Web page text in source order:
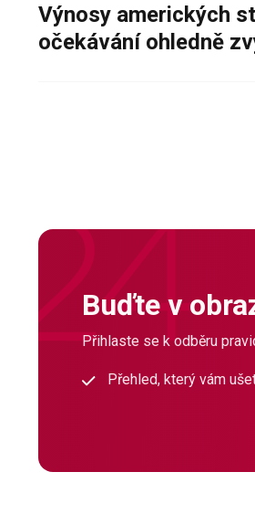
Výnosy amerických
očekávání ohledně
Buďte v
Přihlaste se k odběru
Přehled, který vám